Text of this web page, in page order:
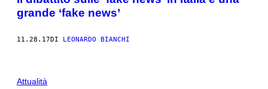
grande ‘fake news’
11.28.17DI LEONARDO BIANCHI
Attualità